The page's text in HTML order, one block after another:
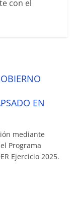
con el
EN
mediante
Programa
Ejercicio 2025.